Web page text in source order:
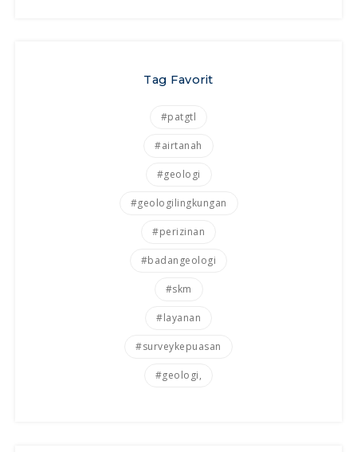
Tag Favorit
#patgtl
#airtanah
#geologi
#geologilingkungan
#perizinan
#badangeologi
#skm
#layanan
#surveykepuasan
#geologi,